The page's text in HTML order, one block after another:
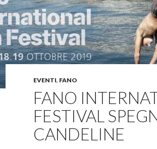
EVENTI, FANO
FANO
FESTIVAL
CANDELINE